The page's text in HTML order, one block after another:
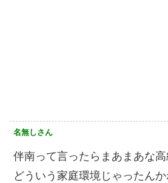
名無しさん
伴南って言ったらまあまあな
どういう家庭環境じゃったんか